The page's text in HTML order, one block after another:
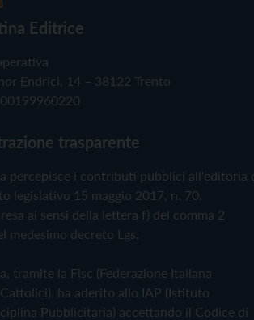
Editrice
Endrici, 14 – 38122 Trento
00199960220
trasparente
percepisce i contributi pubblici all'editoria
legislativo 15 maggio 2017, n. 70.
ai sensi della lettera f) del comma 2
medesimo decreto Lgs.
tramite la Fisc (Federazione Italiana
ha aderito allo IAP (Istituto
Pubblicitaria) accettando il Codice di